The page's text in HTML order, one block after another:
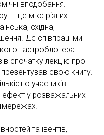
вподобання.
— це мікс різних
східна,
До співпраці ми
гастроблогера
спочатку лекцію про
свою книгу.
учасників і
ефект у розважальних
та івентів,